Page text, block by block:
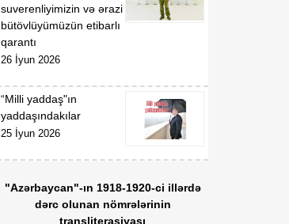
suverenliyimizin və ərazi
bütövlüyümüzün etibarlı
qarantı
26 İyun 2026
“Milli yaddaş"ın
yaddaşındakılar
25 İyun 2026
"Azərbaycan"-ın 1918-1920-ci illərdə
dərc olunan nömrələrinin
transliterasiyası